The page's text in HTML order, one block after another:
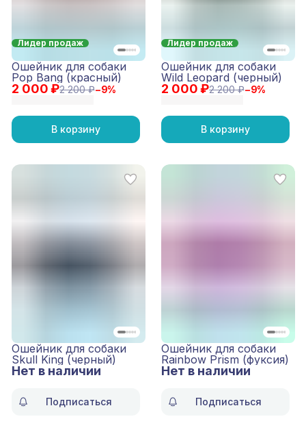
Лидер продаж
2 000 ₽2 200 ₽−9%
Ошейник для собаки
Pop Bang (красный)
В корзину
Лидер продаж
2 000 ₽2 200 ₽−9%
Ошейник для собаки
Wild Leopard (черный)
В корзину
Нет в наличии
Ошейник для собаки
Skull King (черный)
Подписаться
Нет в наличии
Ошейник для собаки
Rainbow Prism (фуксия)
Подписаться